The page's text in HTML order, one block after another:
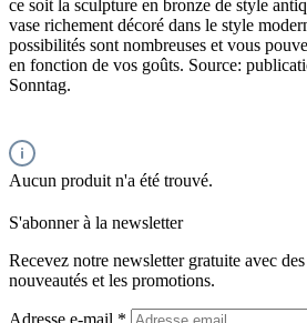
ce soit la sculpture en bronze de style
vase richement décoré dans le style
possibilités sont nombreuses et vous
en fonction de vos goûts. Source:
Sonntag.
Aucun produit n'a été trouvé.
S'abonner à la newsletter
Recevez notre newsletter gratuite avec
nouveautés et les promotions.
Adresse e-mail *